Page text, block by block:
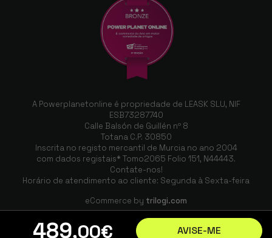
489,00€ AVISE-ME
A Powerplanetonline é propriedade de LEASK SLU, NIF
ESB73287740
Calle Balsón de Guillén nº 8
Totana C.P. 30850
Inscrita no registo mercantil de Murcia no ano 2004
com dados registais* Tomo2065 Folio 151, N44443.
Contate-nos!
Horário de atendimento ao cliente: Segunda à Sexta-feira
eCommerce by trilogi.com